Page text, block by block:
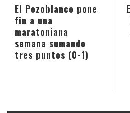
El Pozoblanco pone
fin a una
maratoniana
semana sumando
tres puntos (0-1)